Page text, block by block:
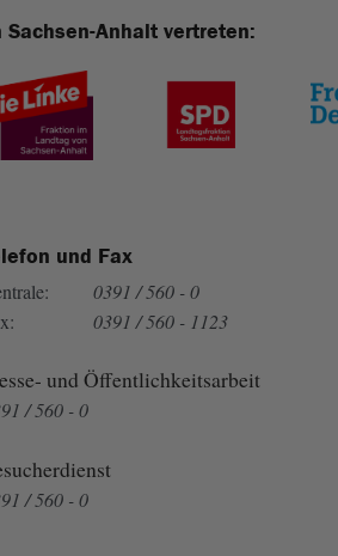
Anhalt vertreten:
und Fax
0391 / 560 - 0
0391 / 560 - 1123
und Öffentlichkeitsarbeit
/ 560 - 0
/ 560 - 0